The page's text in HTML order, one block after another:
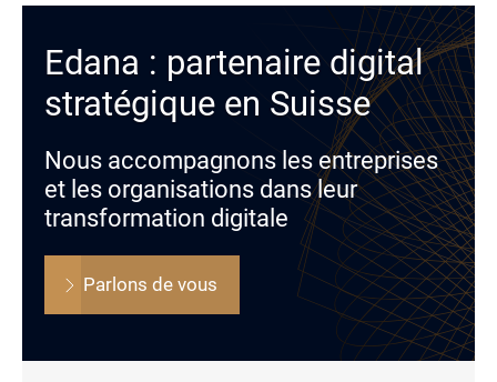
Edana : partenaire digital
stratégique en Suisse
Nous accompagnons les entreprises
et les organisations dans leur
transformation digitale
Parlons de vous